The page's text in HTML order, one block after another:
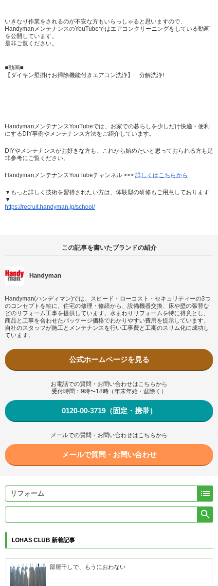
いきなり作業をされるのが不安な方もいらっしゃると思いますので、
HandymanメンテナンスのYouTubeではエアコンクリーニングをしている動画
を公開しています。
是非ご覧ください。
■動画■
【ダイキン壁掛けお掃除機能付きエアコン洗浄】 分解洗浄!
HandymanメンテナンスYouTubeでは、お家での暮らしを少しだけ快適・便利
にするDIY事例やメンテナンス方法をご紹介しています。
DIYやメンテナンスがお好きな方も、これから始めたいと思っておられる方も是
非参考にご覧ください。
HandymanメンテナンスYouTubeチャンネル >>> 詳しくはこちらから
▼もっと詳しく技術を習得されたい方は、体験型の研修もご用意しております
▼
https://recruit.handyman.jp/school/
この記事を書いたブランドの紹介
Handyman
Handyman(ハンディマン)では、スピード・ローコスト・セキュリティーの3つ
のコンセプトを軸に、住宅の修理・修繕から、設備機器交換、床や壁の張替な
どのリフォーム工事を提供しています。水まわりリフォームを特に得意とし、
商品と工事を合わせたパッケージ価格でわかりやすい費用を提示しています。
自社のスタッフが施工とメンテナンスを行い工事費と工期のスリム化に成功し
ています。
公式ホームページを見る
お電話での質問・お問い合わせはこちらから
受付時間：9時〜18時（年末年始・盆除く）
0120-00-3719（固定・携帯）
メールでの質問・お問い合わせはこちらから
メールで質問・お問い合わせ


LOHAS CLUB 新着記事
部屋干しで、もうにおわない